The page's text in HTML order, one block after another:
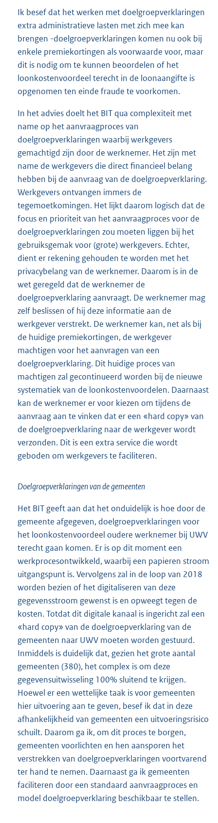
Ik besef dat het werken met doelgroepverklaringen
extra administratieve lasten met zich mee kan
brengen -doelgroepverklaringen komen nu ook bij
enkele premiekortingen als voorwaarde voor, maar
dit is nodig om te kunnen beoordelen of het
loonkostenvoordeel terecht in de loonaangifte is
opgenomen ten einde fraude te voorkomen.
In het advies doelt het BIT qua complexiteit met
name op het aanvraagproces van
doelgroepverklaringen waarbij werkgevers
gemachtigd zijn door de werknemer. Het zijn met
name de werkgevers die direct financieel belang
hebben bij de aanvraag van de doelgroepverklaring.
Werkgevers ontvangen immers de
tegemoetkomingen. Het lijkt daarom logisch dat de
focus en prioriteit van het aanvraagproces voor de
doelgroepverklaringen zou moeten liggen bij het
gebruiksgemak voor (grote) werkgevers. Echter,
dient er rekening gehouden te worden met het
privacybelang van de werknemer. Daarom is in de
wet geregeld dat de werknemer de
doelgroepverklaring aanvraagt. De werknemer mag
zelf beslissen of hij deze informatie aan de
werkgever verstrekt. De werknemer kan, net als bij
de huidige premiekortingen, de werkgever
machtigen voor het aanvragen van een
doelgroepverklaring. Dit huidige proces van
machtigen zal gecontinueerd worden bij de nieuwe
systematiek van de loonkostenvoordelen. Daarnaast
kan de werknemer er voor kiezen om tijdens de
aanvraag aan te vinken dat er een «hard copy» van
de doelgroepverklaring naar de werkgever wordt
verzonden. Dit is een extra service die wordt
geboden om werkgevers te faciliteren.
Doelgroepverklaringen van de gemeenten
Het BIT geeft aan dat het onduidelijk is hoe door de
gemeente afgegeven, doelgroepverklaringen voor
het loonkostenvoordeel oudere werknemer bij UWV
terecht gaan komen. Er is op dit moment een
werkprocesontwikkeld, waarbij een papieren stroom
uitgangspunt is. Vervolgens zal in de loop van 2018
worden bezien of het digitaliseren van deze
gegevensstroom gewenst is en opweegt tegen de
kosten. Totdat dit digitale kanaal is ingericht zal een
«hard copy» van de doelgroepverklaring van de
gemeenten naar UWV moeten worden gestuurd.
Inmiddels is duidelijk dat, gezien het grote aantal
gemeenten (380), het complex is om deze
gegevensuitwisseling 100% sluitend te krijgen.
Hoewel er een wettelijke taak is voor gemeenten
hier uitvoering aan te geven, besef ik dat in deze
afhankelijkheid van gemeenten een uitvoeringsrisico
schuilt. Daarom ga ik, om dit proces te borgen,
gemeenten voorlichten en hen aansporen het
verstrekken van doelgroepverklaringen voortvarend
ter hand te nemen. Daarnaast ga ik gemeenten
faciliteren door een standaard aanvraagproces en
model doelgroepverklaring beschikbaar te stellen.